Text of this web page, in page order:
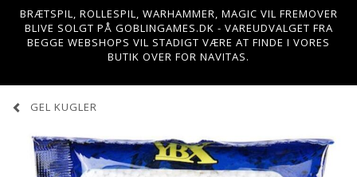
BRÆTSPIL, ROLLESPIL, WARHAMMER, MAGIC VIL FREMOVER
BLIVE SOLGT PÅ GOBLINGAMES.DK - VAREUDVALGET FRA
BEGGE WEBSHOPS VIL STADIGT VÆRE AT FINDE I VORES
BUTIK OVER FOR NAVITAS.
GEL KUGLER